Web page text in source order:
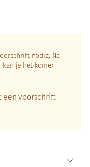
nodig. Na
kan je het komen
een voorschrift